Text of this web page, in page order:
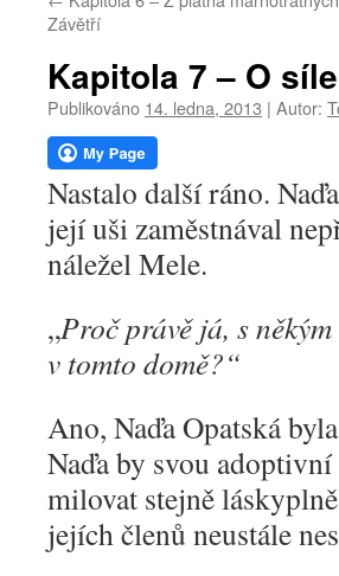
webu
Závětří
Kapitola 7 – O
Publikováno 14. ledna, 2013 | Autor:
Nastalo další ráno.
její uši zaměstnával
náležel Mele.
„Proč právě já, s
v tomto domě?“
Ano, Naďa Opatská
Naďa by svou
milovat stejně
jejích členů neustále